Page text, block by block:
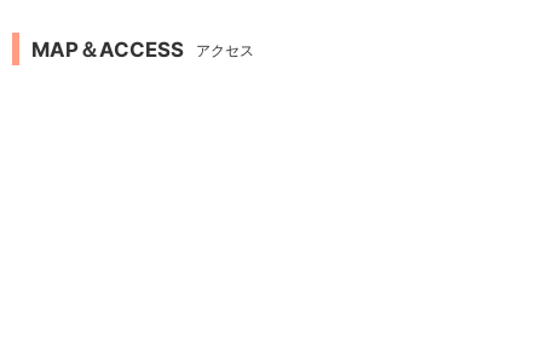
MAP＆ACCESS アクセス